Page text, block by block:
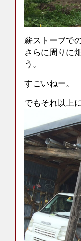
薪ストーブで
さらに周りに
う。
すごいねー。
でもそれ以上